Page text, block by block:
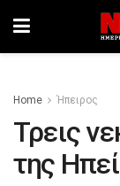
Home Ήπειρος
Τρεις
της